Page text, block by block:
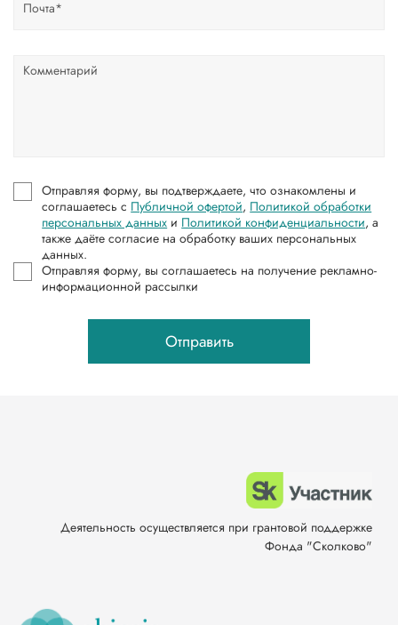
Отправляя форму, вы подтверждаете, что ознакомлены и
соглашаетесь с Публичной офертой, Политикой обработки
персональных данных и Политикой конфиденциальности, а
также даёте согласие на обработку ваших персональных
данных.
Отправляя форму, вы соглашаетесь на получение рекламно-
информационной рассылки
Отправить
Деятельность осуществляется при грантовой поддержке
Фонда "Сколково"